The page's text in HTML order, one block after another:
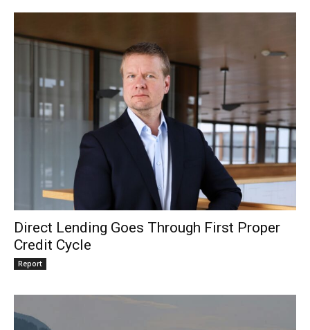
Direct Lending Goes Through First Proper
Credit Cycle
Report